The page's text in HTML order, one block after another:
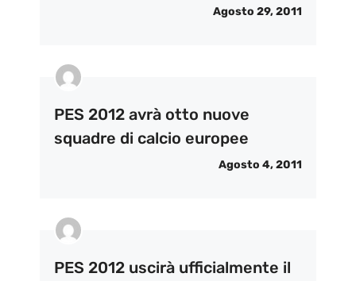
Agosto 29, 2011
PES 2012 avrà otto nuove
squadre di calcio europee
Agosto 4, 2011
PES 2012 uscirà ufficialmente il